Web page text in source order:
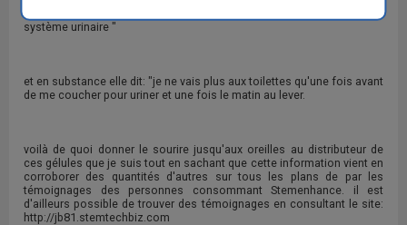
ces gélules qui ont certainement eu un effet réparateur sur mon
système urinaire "
et en substance elle dit: "je ne vais plus aux toilettes qu'une fois avant
de me coucher pour uriner et une fois le matin au lever.
voilà de quoi donner le sourire jusqu'aux oreilles au distributeur de
ces gélules que je suis tout en sachant que cette information vient en
corroborer des quantités d'autres sur tous les plans de par les
témoignages des personnes consommant Stemenhance. il est
d'ailleurs possible de trouver des témoignages en consultant le site:
http://jb81.stemtechbiz.com